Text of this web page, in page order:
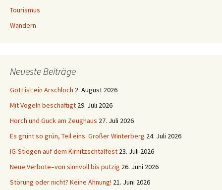
Tourismus
Wandern
Neueste Beiträge
Gott ist ein Arschloch 2. August 2026
Mit Vögeln beschäftigt 29. Juli 2026
Horch und Guck am Zeughaus 27. Juli 2026
Es grünt so grün, Teil eins: Großer Winterberg 24. Juli 2026
IG-Stiegen auf dem Kirnitzschtalfest 23. Juli 2026
Neue Verbote–von sinnvoll bis putzig 26. Juni 2026
Störung oder nicht? Keine Ahnung! 21. Juni 2026